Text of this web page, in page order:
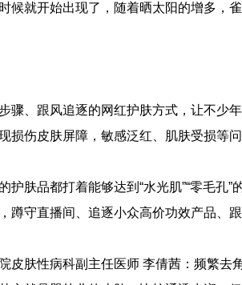
候就开始出现了，随着晒太阳的增多，
骤、跟风追逐的网红护肤方式，让不少
损伤皮肤屏障，敏感泛红、肌肤受损等
护肤品都打着能够达到“水光肌”“零毛孔
蹲守直播间、追逐小众高价功效产品、
皮肤性病科副主任医师 李倩茜：频繁去